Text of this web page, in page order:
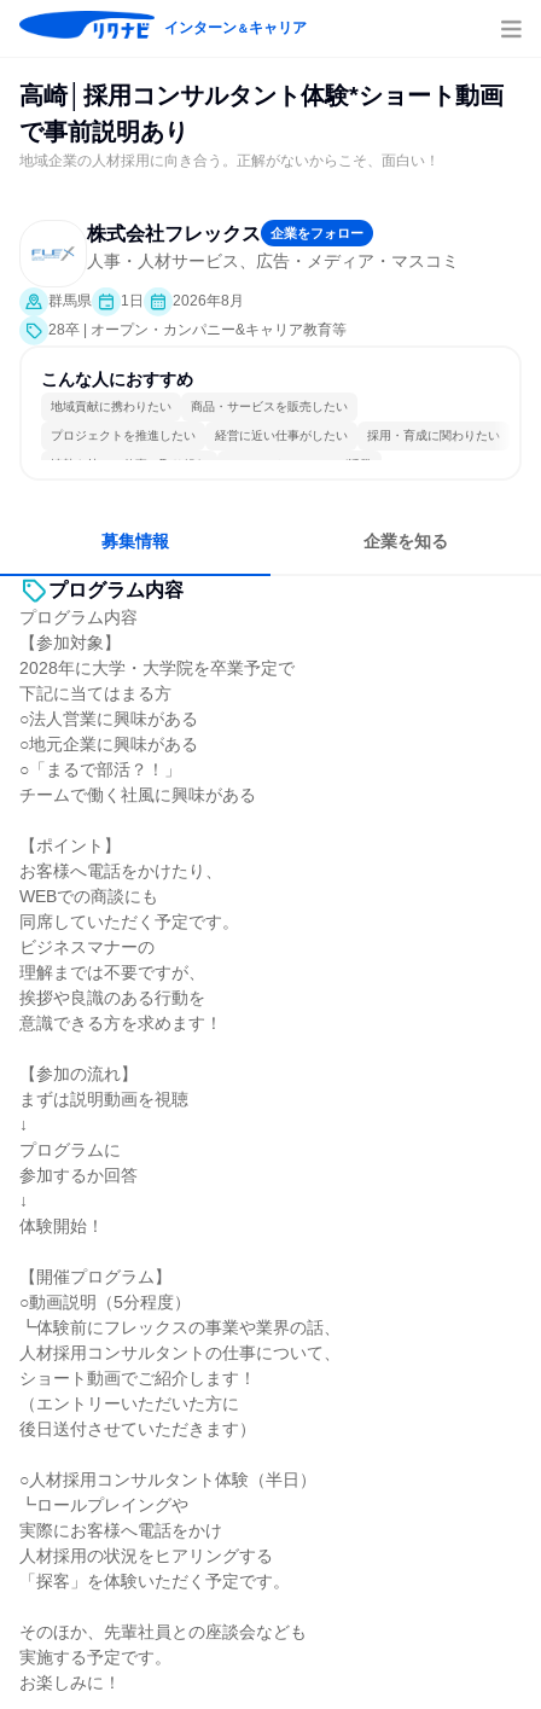
インターン＆キャリア
高崎│採用コンサルタント体験*ショート動画
で事前説明あり
地域企業の人材採用に向き合う。正解がないからこそ、面白い！
株式会社フレックス 企業をフォロー
人事・人材サービス、広告・メディア・マスコミ
群馬県 1日
2026年8月
28卒 | オープン・カンパニー&キャリア教育等
こんな人におすすめ
地域貢献に携わりたい 商品・サービスを販売したい
プロジェクトを推進したい 経営に近い仕事がしたい 採用・育成に関わりたい
情熱を持って仕事に取り組む コミュニケーションが活発
募集情報 企業を知る
プログラム内容
プログラム内容
【参加対象】
2028年に大学・大学院を卒業予定で
下記に当てはまる方
○法人営業に興味がある
○地元企業に興味がある
○「まるで部活？！」
チームで働く社風に興味がある
【ポイント】
お客様へ電話をかけたり、
WEBでの商談にも
同席していただく予定です。
ビジネスマナーの
理解までは不要ですが、
挨拶や良識のある行動を
意識できる方を求めます！
【参加の流れ】
まずは説明動画を視聴
↓
プログラムに
参加するか回答
↓
体験開始！
【開催プログラム】
○動画説明（5分程度）
┗体験前にフレックスの事業や業界の話、
人材採用コンサルタントの仕事について、
ショート動画でご紹介します！
（エントリーいただいた方に
後日送付させていただきます）
○人材採用コンサルタント体験（半日）
┗ロールプレイングや
実際にお客様へ電話をかけ
人材採用の状況をヒアリングする
「探客」を体験いただく予定です。
そのほか、先輩社員との座談会なども
実施する予定です。
お楽しみに！